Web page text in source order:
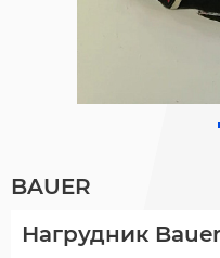
BAUER
Нагрудник